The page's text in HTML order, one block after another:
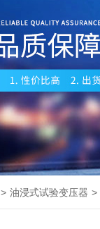
> 油浸式试验变压器 >